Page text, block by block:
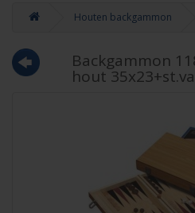
Houten backgammon
Backgammon
hout